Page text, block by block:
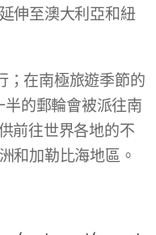
伸至澳大利亞和紐
；在南極旅遊季節的
半的郵輪會被派往南
前往世界各地的不
和加勒比海地區。